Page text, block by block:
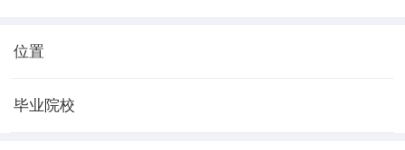
位置
毕业院校